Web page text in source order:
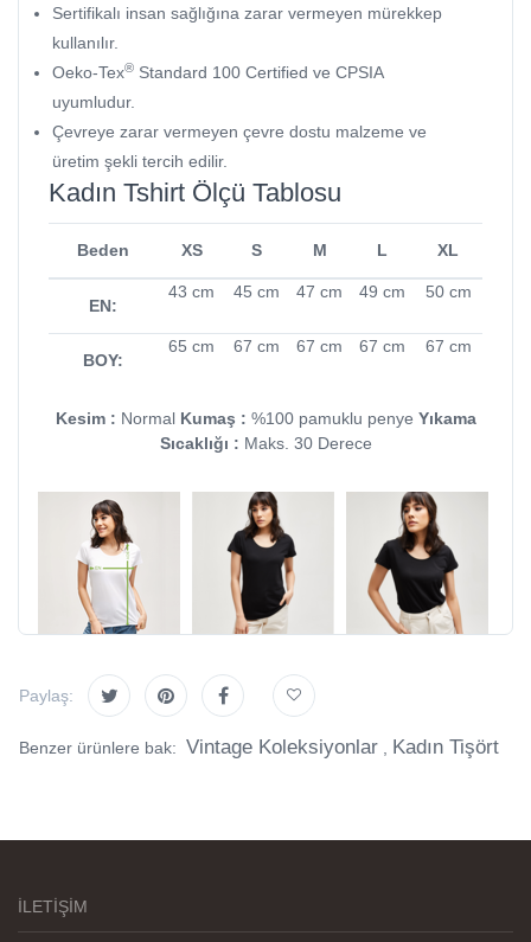
Sertifikalı insan sağlığına zarar vermeyen mürekkep
kullanılır.
Oeko-Tex® Standard 100 Certified ve CPSIA
uyumludur.
Çevreye zarar vermeyen çevre dostu malzeme ve
üretim şekli tercih edilir.
Kadın Tshirt Ölçü Tablosu
Beden XS S M L XL
EN:
43 cm 45 cm 47 cm 49 cm 50 cm
BOY:
65 cm 67 cm 67 cm 67 cm 67 cm
Kesim : Normal Kumaş : %100 pamuklu penye Yıkama
Sıcaklığı : Maks. 30 Derece
Paylaş:
Benzer ürünlere bak: Vintage Koleksiyonlar , Kadın Tişört
İLETİŞİM